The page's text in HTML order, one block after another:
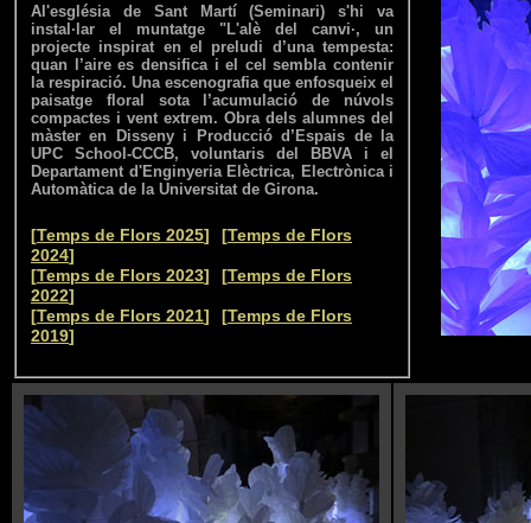
Al'església de Sant Martí (Seminari) s'hi va
instal·lar el muntatge "L'alè del canvi·, un
projecte inspirat en el preludi d’una tempesta:
quan l’aire es densifica i el cel sembla contenir
la respiració. Una escenografia que enfosqueix el
paisatge floral sota l’acumulació de núvols
compactes i vent extrem. Obra dels alumnes del
màster en Disseny i Producció d’Espais de la
UPC School-CCCB, voluntaris del BBVA i el
Departament d'Enginyeria Elèctrica, Electrònica i
Automàtica de la Universitat de Girona.
[Temps de Flors 2025] [Temps de Flors
2024]
[Temps de Flors 2023] [Temps de Flors
2022]
[Temps de Flors 2021] [Temps de Flors
2019]